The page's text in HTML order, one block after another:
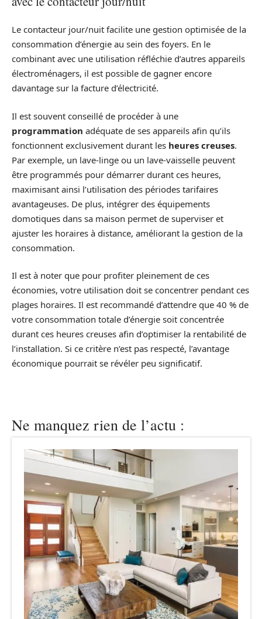
Le contacteur jour/nuit facilite une gestion optimisée de la
consommation d’énergie au sein des foyers. En le
combinant avec une utilisation réfléchie d’autres appareils
électroménagers, il est possible de gagner encore
davantage sur la facture d’électricité.
Il est souvent conseillé de procéder à une
programmation adéquate de ses appareils afin qu’ils
fonctionnent exclusivement durant les heures creuses.
Par exemple, un lave-linge ou un lave-vaisselle peuvent
être programmés pour démarrer durant ces heures,
maximisant ainsi l’utilisation des périodes tarifaires
avantageuses. De plus, intégrer des équipements
domotiques dans sa maison permet de superviser et
ajuster les horaires à distance, améliorant la gestion de la
consommation.
Il est à noter que pour profiter pleinement de ces
économies, votre utilisation doit se concentrer pendant ces
plages horaires. Il est recommandé d’attendre que 40 % de
votre consommation totale d’énergie soit concentrée
durant ces heures creuses afin d’optimiser la rentabilité de
l’installation. Si ce critère n’est pas respecté, l’avantage
économique pourrait se révéler peu significatif.
Ne manquez rien de l’actu :